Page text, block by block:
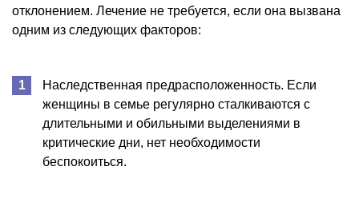
отклонением. Лечение не требуется, если она вызвана
одним из следующих факторов:
Наследственная предрасположенность. Если
женщины в семье регулярно сталкиваются с
длительными и обильными выделениями в
критические дни, нет необходимости
беспокоиться.